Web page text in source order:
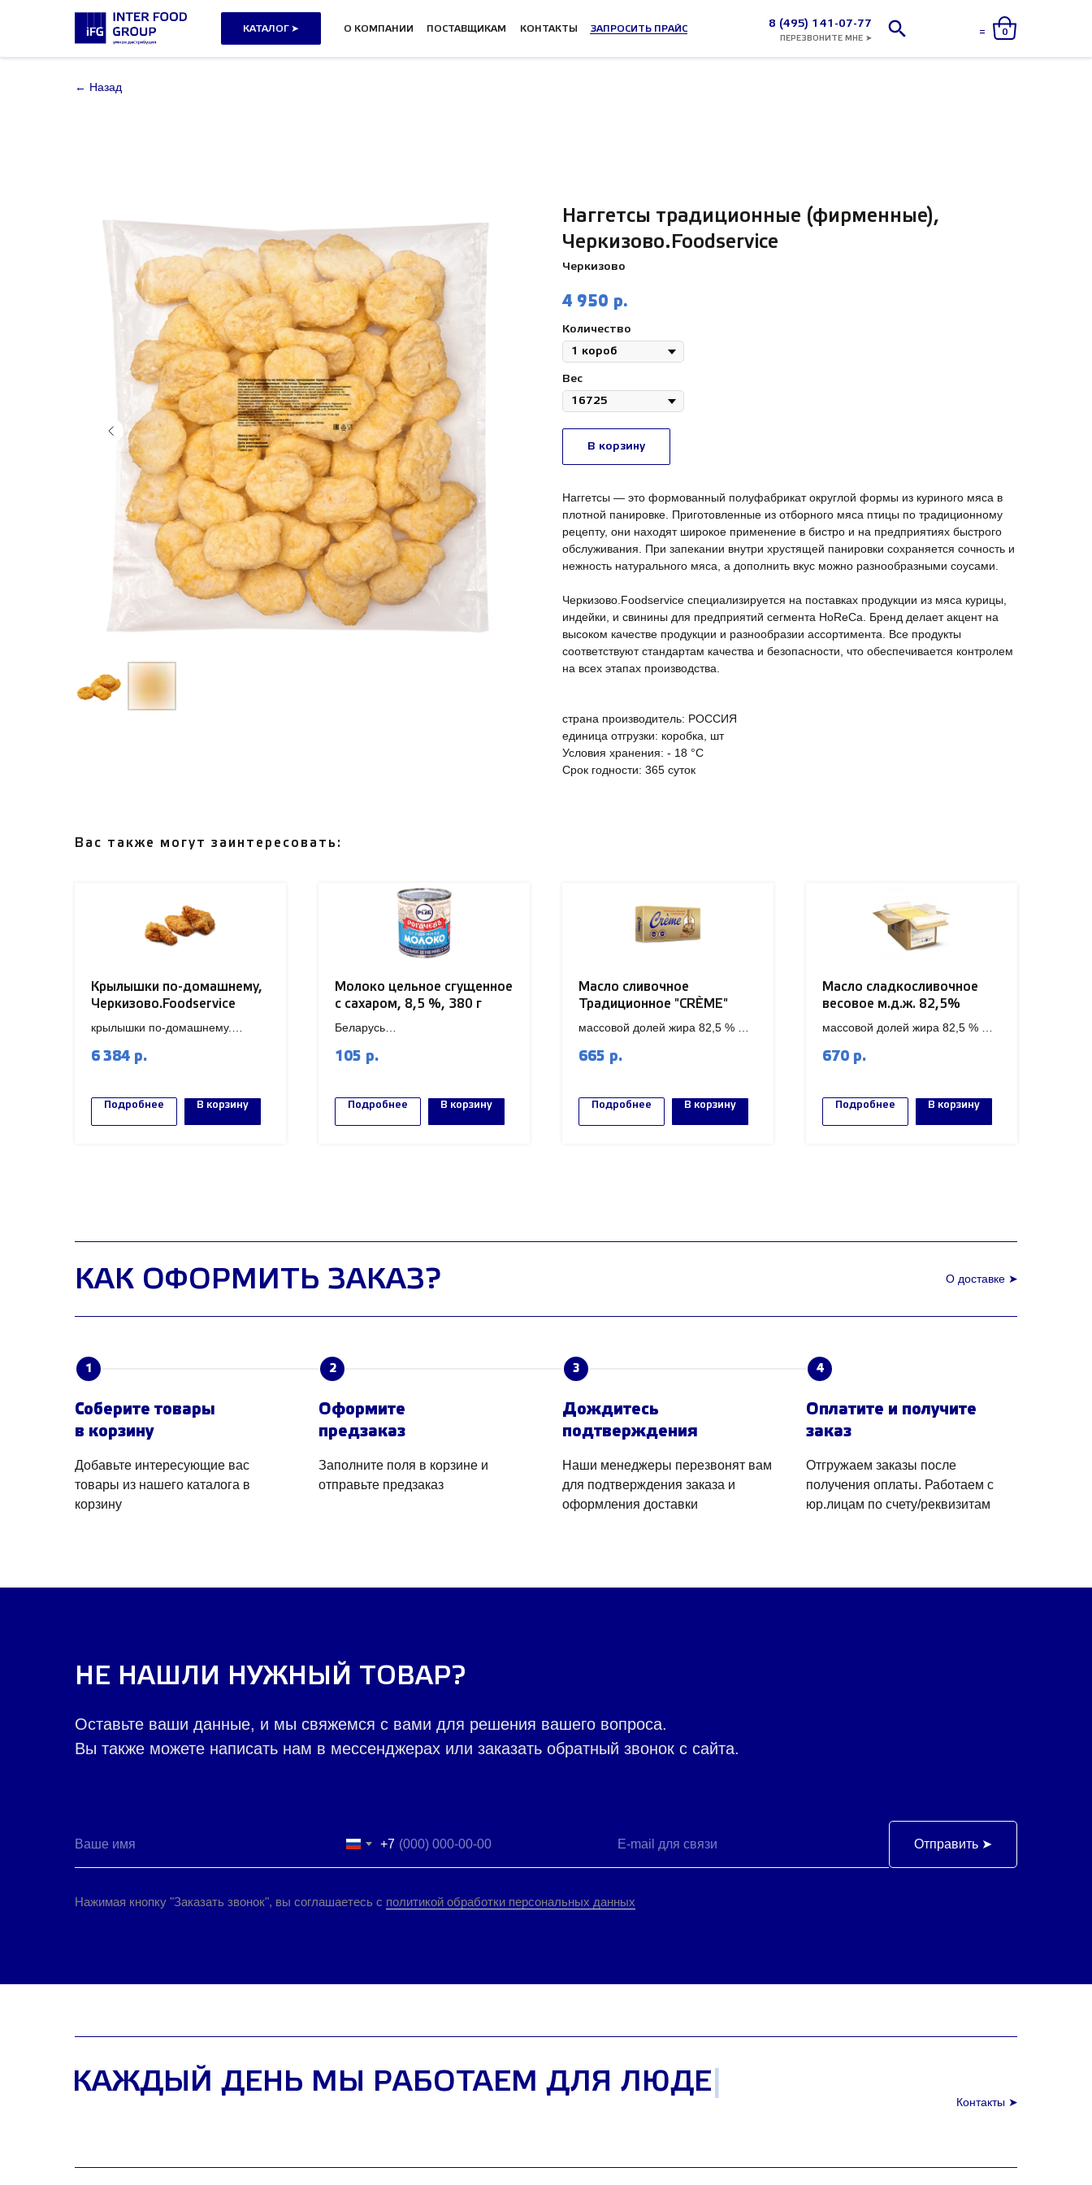
КАТАЛОГ ➤ О КОМПАНИИ ПОСТАВЩИКАМ КОНТАКТЫ ЗАПРОСИТЬ ПРАЙС
ПЕРЕЗВОНИТЕ МНЕ ➤
8 (495) 141-07-77
0
=
← Назад
Наггетсы традиционные (фирменные),
Черкизово.Foodservice
Черкизово
4 950 р.
Количество
Вес
В корзину
Наггетсы — это формованный полуфабрикат округлой формы из куриного мяса в
плотной панировке. Приготовленные из отборного мяса птицы по традиционному
рецепту, они находят широкое применение в бистро и на предприятиях быстрого
обслуживания. При запекании внутри хрустящей панировки сохраняется сочность и
нежность натурального мяса, а дополнить вкус можно разнообразными соусами.
Черкизово.Foodservice специализируется на поставках продукции из мяса курицы,
индейки, и свинины для предприятий сегмента HoReCa. Бренд делает акцент на
высоком качестве продукции и разнообразии ассортимента. Все продукты
соответствуют стандартам качества и безопасности, что обеспечивается контролем
на всех этапах производства.
страна производитель: РОССИЯ
единица отгрузки: коробка, шт
Условия хранения: - 18 °C
Срок годности: 365 суток
Вас также могут заинтересовать:
Крылышки по-домашнему,
Черкизово.Foodservice
крылышки по-домашнему.
короб (7 шт) 2 кг /упаковка
Внимание! Минимальный заказ
от 100.000 рублей!
6 384 р.
Подробнее В корзину
Молоко цельное сгущенное
с сахаром, 8,5 %, 380 г
Беларусь
Внимание! Минимальный заказ
105 р.
Подробнее В корзину
Масло сливочное
Традиционное "CRÈME"
массовой долей жира 82,5 %
от 100.000 рублей!
665 р.
Подробнее В корзину
Масло сладкосливочное
весовое м.д.ж. 82,5%
массовой долей жира 82,5 %
от 100.000 рублей!
670 р.
Подробнее В корзину
КАК ОФОРМИТЬ ЗАКАЗ? О доставке ➤
1
Соберите товары
в корзину
Добавьте интересующие вас
товары из нашего каталога в
корзину
2
Оформите
предзаказ
Заполните поля в корзине и
отправьте предзаказ
3
Дождитесь
подтверждения
Наши менеджеры перезвонят вам
для подтверждения заказа и
оформления доставки
4
Оплатите и получите
заказ
Отгружаем заказы после
получения оплаты. Работаем с
юр.лицам по счету/реквизитам
НЕ НАШЛИ НУЖНЫЙ ТОВАР?
Оставьте ваши данные, и мы свяжемся с вами для решения вашего вопроса.
Вы также можете написать нам в мессенджерах или заказать обратный звонок с сайта.
+7 Отправить ➤
Нажимая кнопку "Заказать звонок", вы соглашаетесь с политикой обработки персональных данных
КАЖДЫЙ ДЕНЬ МЫ РАБОТАЕМ ДЛЯ ЛЮДЕЙ,
Контакты ➤